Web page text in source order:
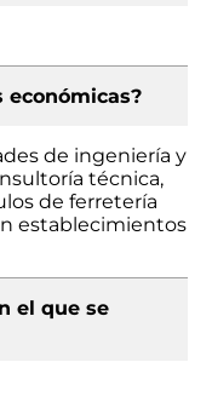
económicas?
de ingeniería y
técnica,
de ferretería
establecimientos
el que se